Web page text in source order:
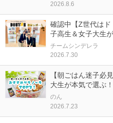
2026.8.6
確認中【Z世代は
子高生＆女子大生が
チームシンデレラ
2026.7.30
【朝ごはん迷子必
大生が本気で選ぶ
のん
2026.7.23